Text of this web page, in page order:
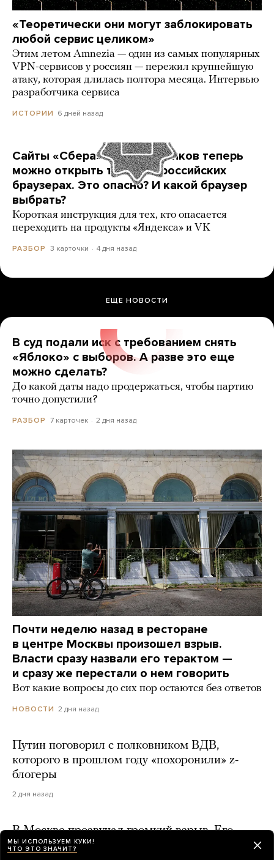
«Теоретически они могут заблокировать
любой сервис целиком»
Этим летом Amnezia — один из самых популярных
VPN-сервисов у россиян — пережил крупнейшую
атаку, которая длилась полтора месяца. Интервью
разработчика сервиса
ИСТОРИИ 6 дней назад
Сайты «Сбера» и других банков теперь
можно открыть только в российских
браузерах. Это опасно? И какой браузер
выбрать?
Короткая инструкция для тех, кто опасается
переходить на продукты «Яндекса» и VK
РАЗБОР 3 карточки 4 дня назад
ЕЩЕ НОВОСТИ
В суд подали иск с требованием снять
«Яблоко» с выборов. А разве это еще
можно сделать?
До какой даты надо продержаться, чтобы партию
точно допустили?
РАЗБОР 7 карточек 2 дня назад
Почти неделю назад в ресторане
в центре Москвы произошел взрыв.
Власти сразу назвали его терактом —
и сразу же перестали о нем говорить
Вот какие вопросы до сих пор остаются без ответов
НОВОСТИ 2 дня назад
Путин поговорил с полковником ВДВ,
которого в прошлом году «похоронили» z-
блогеры
2 дня назад
В Москве прозвучал громкий взрыв. Его
слышали в разных частях города. Что это
МЫ ИСПОЛЬЗУЕМ КУКИ!
ЧТО ЭТО ЗНАЧИТ?